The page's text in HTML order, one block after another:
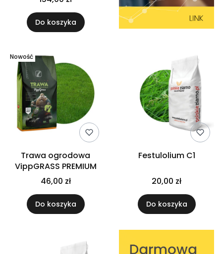
Do koszyka
Nowość
Trawa ogrodowa
VippGRASS PREMIUM
46,00 zł
Do koszyka
Festulolium C1
20,00 zł
Do koszyka